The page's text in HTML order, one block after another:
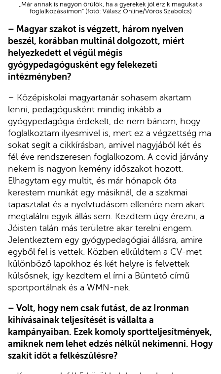
„Már annak is nagyon örülök, ha a gyerekek jól érzik magukat a
foglalkozásaimon” (fotó: Válasz Online/Vörös Szabolcs)
– Magyar szakot is végzett, három nyelven
beszél, korábban multinál dolgozott, miért
helyezkedett el végül mégis
gyógypedagógusként egy felekezeti
intézményben?
– Középiskolai magyartanár sohasem akartam
lenni, pedagógusként mindig inkább a
gyógypedagógia érdekelt, de nem bánom, hogy
foglalkoztam ilyesmivel is, mert ez a végzettség ma
sokat segít a cikkírásban, amivel nagyjából két és
fél éve rendszeresen foglalkozom. A covid járvány
nekem is nagyon kemény időszakot hozott.
Elhagytam egy multit, és már hónapok óta
kerestem munkát egy másiknál, de a szakmai
tapasztalat és a nyelvtudásom ellenére nem akart
megtalálni egyik állás sem. Kezdtem úgy érezni, a
Jóisten talán más területre akar terelni engem.
Jelentkeztem egy gyógypedagógiai állásra, amire
egyből fel is vettek. Közben elküldtem a CV-met
különböző lapokhoz és két helyre is felvettek
külsősnek, így kezdtem el írni a Büntető című
sportportálnak és a WMN-nek.
– Volt, hogy nem csak futást, de az Ironman
kihívásainak teljesítését is vállalta a
kampányaiban. Ezek komoly sportteljesítmények,
amiknek nem lehet edzés nélkül nekimenni. Hogy
szakít időt a felkészülésre?